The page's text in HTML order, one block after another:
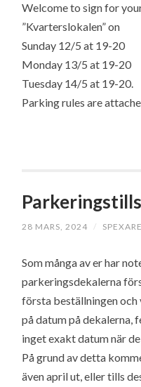
Welcome to sign for
”Kvarterslokalen” on
Sunday 12/5 at 19-20
Monday 13/5 at 19-20
Tuesday 14/5 at 19-20.
Parking rules are
28 MARS, 2024 /
Som många av er har
parkeringsdekalerna
första beställningen
på datum på dekalerna,
inget exakt datum när
På grund av detta
även april ut, eller tills